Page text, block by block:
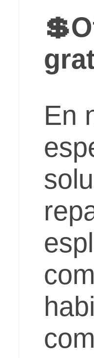
En